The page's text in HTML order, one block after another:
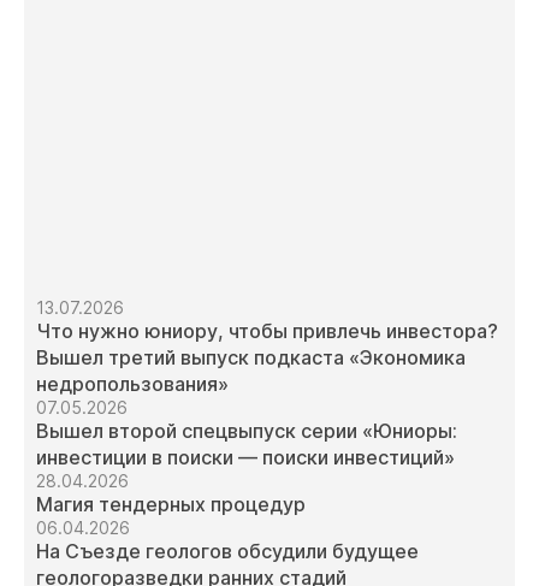
13.07.2026
Что нужно юниору, чтобы привлечь инвестора?
Вышел третий выпуск подкаста «Экономика
недропользования»
07.05.2026
Вышел второй спецвыпуск серии «Юниоры:
инвестиции в поиски — поиски инвестиций»
28.04.2026
Магия тендерных процедур
06.04.2026
На Съезде геологов обсудили будущее
геологоразведки ранних стадий